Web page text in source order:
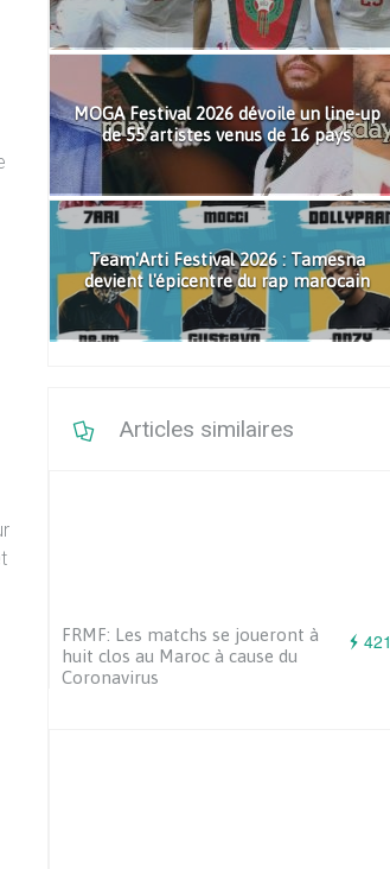
MOGA Festival 2026 dévoile un line-up
de 55 artistes venus de 16 pays
Team'Arti Festival 2026 : Tamesna
devient l'épicentre du rap marocain
Articles similaires
421
FRMF: Les matchs se joueront à
huit clos au Maroc à cause du
Coronavirus